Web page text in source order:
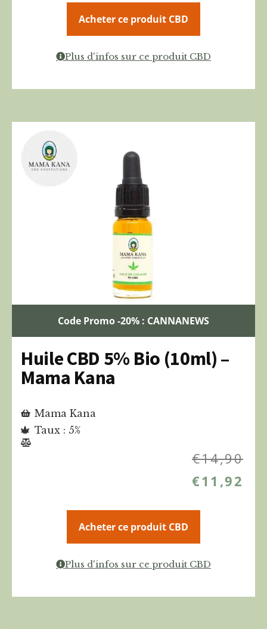
Acheter ce produit CBD
Plus d'infos sur ce produit CBD
Code Promo -20% : CANNANEWS
Huile CBD 5% Bio (10ml) –
Mama Kana
Mama Kana
Taux : 5%
€14,90
€11,92
Acheter ce produit CBD
Plus d'infos sur ce produit CBD